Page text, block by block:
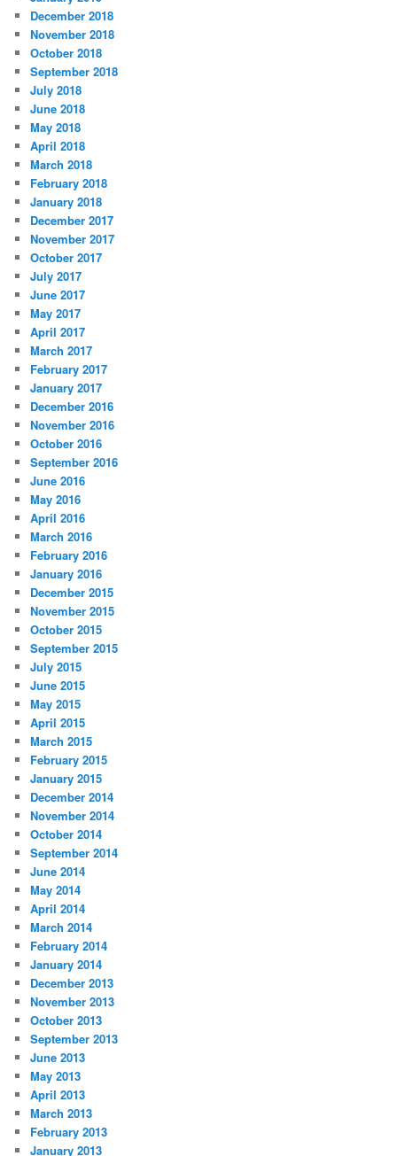
December 2018
November 2018
October 2018
September 2018
July 2018
June 2018
May 2018
April 2018
March 2018
February 2018
January 2018
December 2017
November 2017
October 2017
July 2017
June 2017
May 2017
April 2017
March 2017
February 2017
January 2017
December 2016
November 2016
October 2016
September 2016
June 2016
May 2016
April 2016
March 2016
February 2016
January 2016
December 2015
November 2015
October 2015
September 2015
July 2015
June 2015
May 2015
April 2015
March 2015
February 2015
January 2015
December 2014
November 2014
October 2014
September 2014
June 2014
May 2014
April 2014
March 2014
February 2014
January 2014
December 2013
November 2013
October 2013
September 2013
June 2013
May 2013
April 2013
March 2013
February 2013
January 2013